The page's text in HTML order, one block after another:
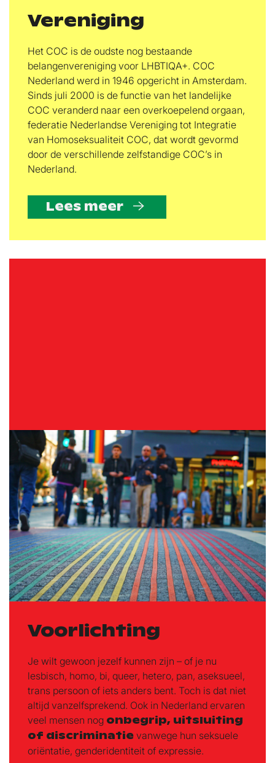
Vereniging
Het COC is de oudste nog bestaande
belangenvereniging voor LHBTIQA+. COC
Nederland werd in 1946 opgericht in Amsterdam.
Sinds juli 2000 is de functie van het landelijke
COC veranderd naar een overkoepelend orgaan,
federatie Nederlandse Vereniging tot Integratie
van Homoseksualiteit COC, dat wordt gevormd
door de verschillende zelfstandige COC’s in
Nederland.
Lees meer
Voorlichting
Je wilt gewoon jezelf kunnen zijn – of je nu
lesbisch, homo, bi, queer, hetero, pan, aseksueel,
trans persoon of iets anders bent. Toch is dat niet
altijd vanzelfsprekend. Ook in Nederland ervaren
veel mensen nog onbegrip, uitsluiting
of discriminatie vanwege hun seksuele
oriëntatie, genderidentiteit of expressie.